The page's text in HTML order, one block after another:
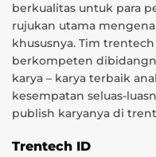
berkualitas untuk para
rujukan utama
khususnya. Tim
berkompeten
karya – karya terbaik
kesempatan seluas-
publish karyanya di
Trentech ID